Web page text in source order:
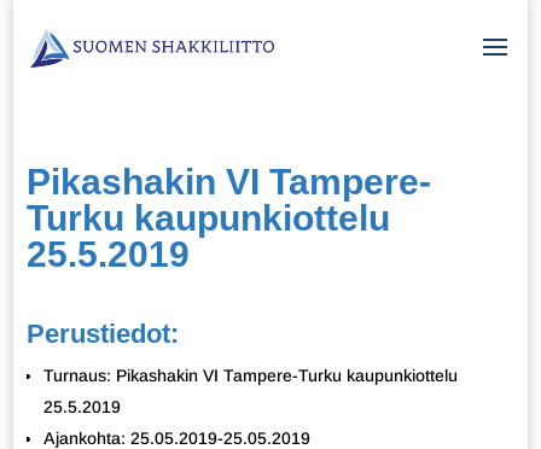
Pikashakin VI Tampere-
Turku kaupunkiottelu
25.5.2019
Perustiedot:
Turnaus: Pikashakin VI Tampere-Turku kaupunkiottelu
25.5.2019
Ajankohta: 25.05.2019-25.05.2019